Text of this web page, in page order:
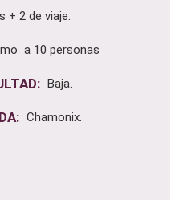
+ 2 de viaje.
a 10 personas
Baja.
Chamonix.